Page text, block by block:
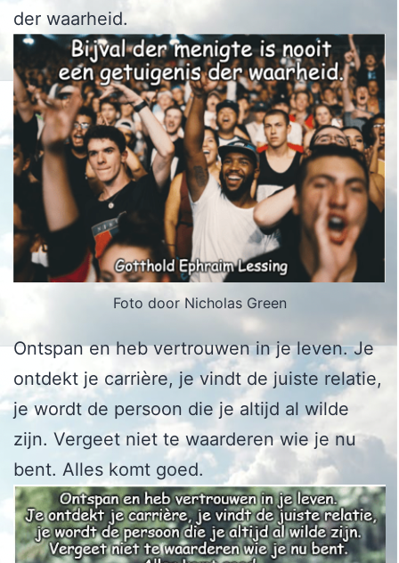
der waarheid.
Foto door Nicholas Green
Ontspan en heb vertrouwen in je leven. Je
ontdekt je carrière, je vindt de juiste relatie,
je wordt de persoon die je altijd al wilde
zijn. Vergeet niet te waarderen wie je nu
bent. Alles komt goed.